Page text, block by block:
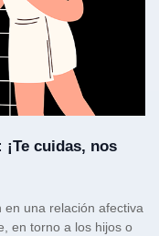
cuidas, nos
una relación afectiva
en torno a los hijos o